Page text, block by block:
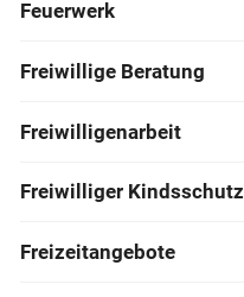
Feuerwerk
Freiwillige Beratung
Freiwilligenarbeit
Freiwilliger Kindsschutz
Freizeitangebote